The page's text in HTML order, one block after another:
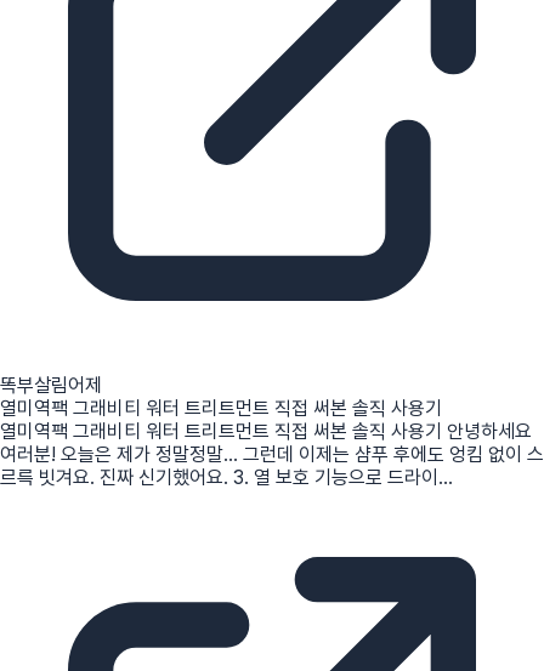
똑부살림어제
열미역팩 그래비티 워터 트리트먼트 직접 써본 솔직 사용기
열미역팩 그래비티 워터 트리트먼트 직접 써본 솔직 사용기 안녕하세요
여러분! 오늘은 제가 정말정말... 그런데 이제는 샴푸 후에도 엉킴 없이 스
르륵 빗겨요. 진짜 신기했어요. 3. 열 보호 기능으로 드라이...